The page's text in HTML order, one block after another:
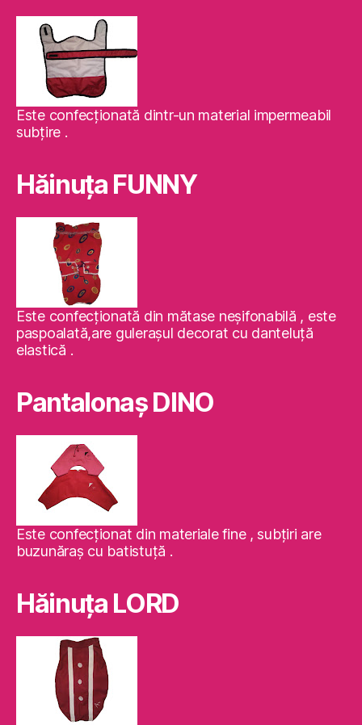
Este confecţionată dintr-un material impermeabil
subţire .
Hăinuţa FUNNY
Este confecţionată din mătase neşifonabilă , este
paspoalată,are guleraşul decorat cu danteluţă
elastică .
Pantalonaş DINO
Este confecţionat din materiale fine , subţiri are
buzunăraş cu batistuţă .
Hăinuţa LORD